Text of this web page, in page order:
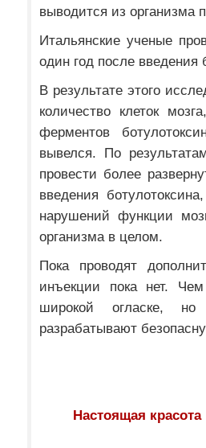
выводится из организма
Итальянские ученые
один год после введения
В результате этого
количество клеток
ферментов
вывелся. По
провести более
введения
нарушений функции
организма в целом.
Пока проводят
инъекции пока нет.
широкой огласке,
разрабатывают
Настоящая